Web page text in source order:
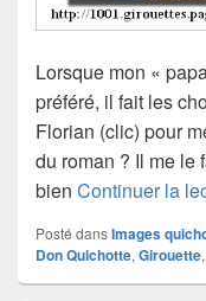
Lorsque mon «
préféré, il fait les
Florian (clic) pour
du roman ? Il me le
bien Continuer la
Posté dansImages
Don Quichotte, Girouette,